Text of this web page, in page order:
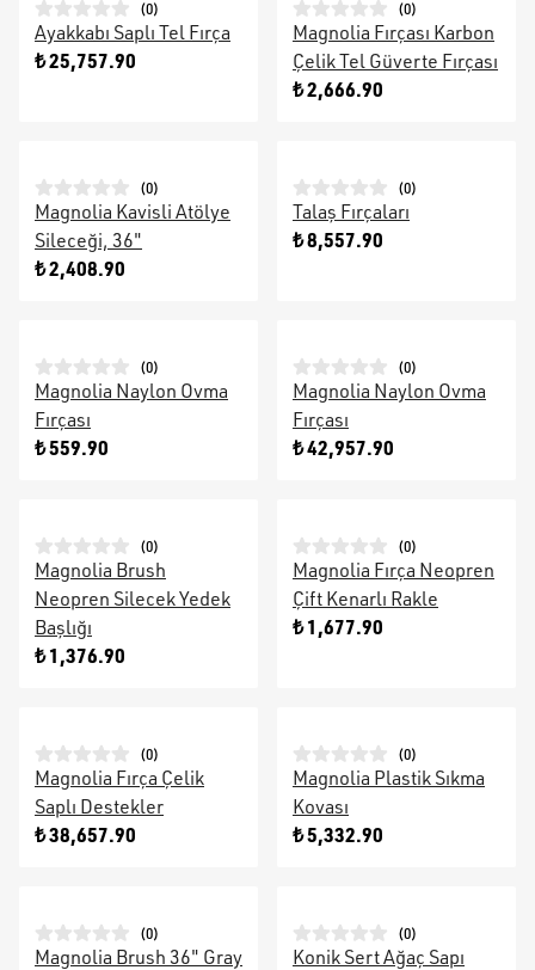
(0)
Ayakkabı Saplı Tel Fırça
₺ 25,757.90
(0)
Magnolia Fırçası Karbon
Çelik Tel Güverte Fırçası
₺ 2,666.90
(0)
Magnolia Kavisli Atölye
Sileceği, 36"
₺ 2,408.90
(0)
Talaş Fırçaları
₺ 8,557.90
(0)
Magnolia Naylon Ovma
Fırçası
₺ 559.90
(0)
Magnolia Naylon Ovma
Fırçası
₺ 42,957.90
(0)
Magnolia Brush
Neopren Silecek Yedek
Başlığı
₺ 1,376.90
(0)
Magnolia Fırça Neopren
Çift Kenarlı Rakle
₺ 1,677.90
(0)
Magnolia Fırça Çelik
Saplı Destekler
₺ 38,657.90
(0)
Magnolia Plastik Sıkma
Kovası
₺ 5,332.90
(0)
Magnolia Brush 36" Gray
(0)
Konik Sert Ağaç Sapı